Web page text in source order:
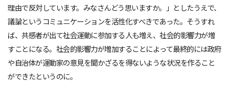
理由で反対しています。みなさんどう思いますか。」としたうえで、
議論というコミュニケーションを活性化すべきであった。そうすれ
ば、共感者が出て社会運動に参加する人も増え、社会的影響力が増
すことになる。社会的影響力が増加することによって最終的には政府
や自治体が運動家の意見を聞かざるを得ないような状況を作ること
ができたというのに。